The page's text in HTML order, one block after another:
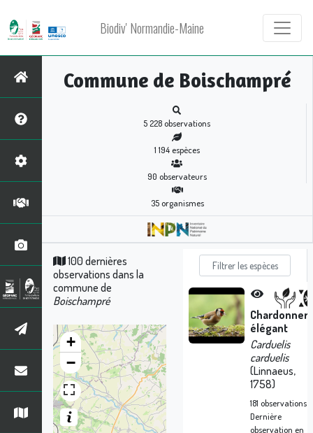
Biodiv' Normandie-Maine
Commune de Boischampré
5 228observations
1 194espèces
90 observateurs
35organismes
100 dernières
observations dans la
commune de
Boischampré
+
−
élégant
Carduelis
carduelis
(Linnaeus,
1758)
181 observations
Dernière
observation en